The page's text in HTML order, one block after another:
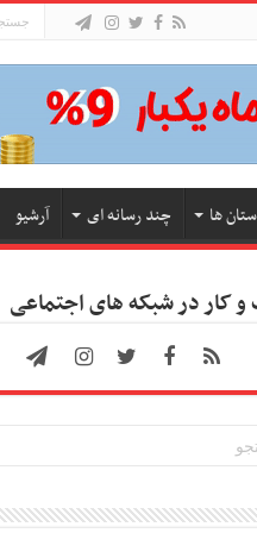
ها چند رسانه ای آرشیو
کار در شبکه های اجتماعی